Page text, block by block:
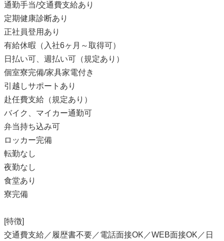
通勤手当/交通費支給あり
定期健康診断あり
正社員登用あり
有給休暇（入社6ヶ月～取得可）
日払い可、週払い可（規定あり）
個室寮完備/家具家電付き
引越しサポートあり
赴任費支給（規定あり）
バイク、マイカー通勤可
弁当持ち込み可
ロッカー完備
転勤なし
夜勤なし
食堂あり
寮完備
[特徴]
交通費支給／履歴書不要／電話面接OK／WEB面接OK／日